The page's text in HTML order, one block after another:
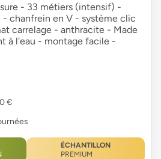
- 33 métiers (intensif) -
- chanfrein en V - système clic
carrelage - anthracite - Made
à l'eau - montage facile -
€
ÉCHANTILLON
PREMIUM